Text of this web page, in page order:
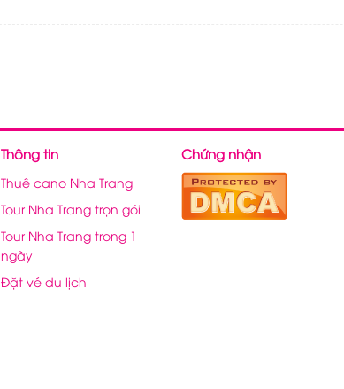
Thông tin
Thuê cano Nha Trang
Tour Nha Trang trọn gói
Tour Nha Trang trong 1
ngày
Đặt vé du lịch
Chứng nhận